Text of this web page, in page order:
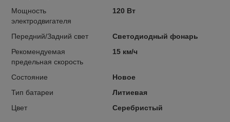
Мощность
электродвигателя
120 Вт
Передний/Задний свет
Светодиодный фонарь
Рекомендуемая
предельная скорость
15 км/ч
Состояние
Новое
Тип батареи
Литиевая
Цвет
Серебристый